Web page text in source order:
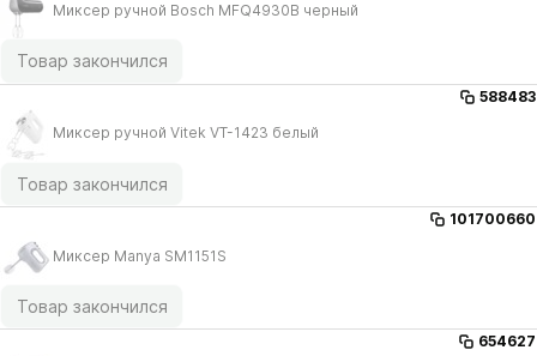
Миксер ручной Bosch MFQ4930B черный
Товар закончился
588483
Миксер ручной Vitek VT-1423 белый
Товар закончился
101700660
Миксер Manya SM1151S
Товар закончился
654627